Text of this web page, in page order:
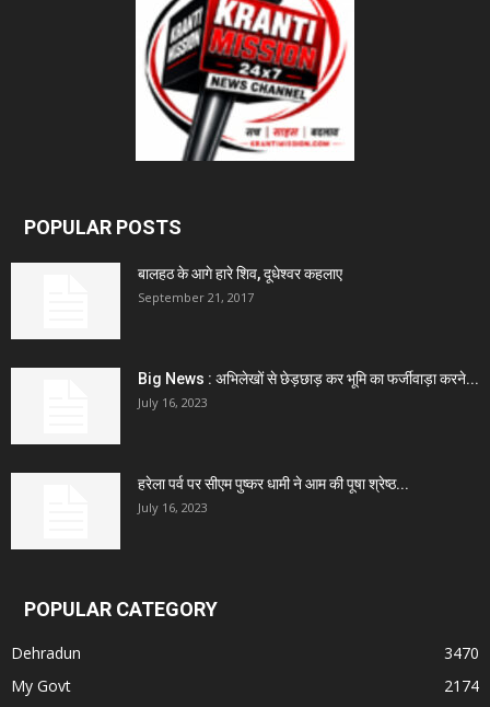
POPULAR POSTS
बालहठ के आगे हारे शिव, दूधेश्वर कहलाए
September 21, 2017
Big News : अभिलेखों से छेड़छाड़ कर भूमि का फर्जीवाड़ा करने...
July 16, 2023
हरेला पर्व पर सीएम पुष्कर धामी ने आम की पूषा श्रेष्ठ...
July 16, 2023
POPULAR CATEGORY
Dehradun
3470
My Govt
2174